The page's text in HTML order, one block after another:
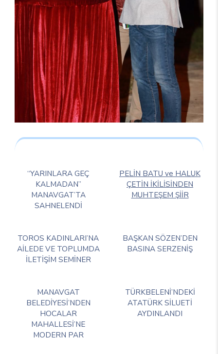
“YARINLARA GEÇ
KALMADAN”
MANAVGAT’TA
SAHNELENDİ
PELİN BATU ve HALUK
ÇETİN İKİLİSİNDEN
MUHTEŞEM ŞİİR
TOROS KADINLARI’NA
AİLEDE VE TOPLUMDA
İLETİŞİM SEMİNER
BAŞKAN SÖZEN’DEN
BASINA SERZENİŞ
MANAVGAT
BELEDİYESİ’NDEN
HOCALAR
MAHALLESİ’NE
MODERN PAR
TÜRKBELENİ’NDEKİ
ATATÜRK SİLUETİ
AYDINLANDI